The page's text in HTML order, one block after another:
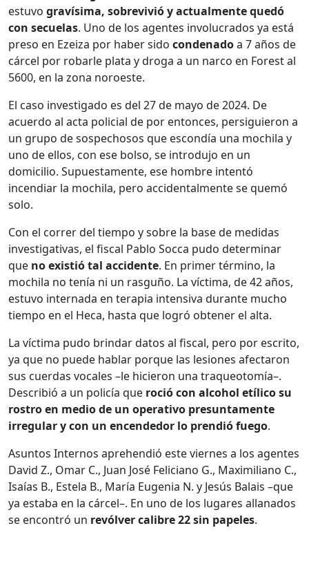
estuvo gravísima, sobrevivió y actualmente quedó
con secuelas. Uno de los agentes involucrados ya está
preso en Ezeiza por haber sido condenadoa 7 años de
cárcel por robarle plata y droga a un narco en Forest al
5600, en la zona noroeste.
El caso investigado es del 27 de mayo de 2024. De
acuerdo al acta policial de por entonces, persiguieron a
un grupo de sospechosos que escondía una mochila y
uno de ellos, con ese bolso, se introdujo en un
domicilio. Supuestamente, ese hombre intentó
incendiar la mochila, pero accidentalmente se quemó
solo.
Con el correr del tiempo y sobre la base de medidas
investigativas, el fiscal Pablo Socca pudo determinar
que no existió tal accidente. En primer término, la
mochila no tenía ni un rasguño. La víctima, de 42 años,
estuvo internada en terapia intensiva durante mucho
tiempo en el Heca, hasta que logró obtener el alta.
La víctima pudo brindar datos al fiscal, pero por escrito,
ya que no puede hablar porque las lesiones afectaron
sus cuerdas vocales –le hicieron una traqueotomía–.
Describió a un policía que roció con alcohol etílico su
rostro en medio de un operativo presuntamente
irregular y con un encendedor lo prendió fuego.
Asuntos Internos aprehendió este viernes a los agentes
David Z., Omar C., Juan José Feliciano G., Maximiliano C.,
Isaías B., Estela B., María Eugenia N. y Jesús Balais –que
ya estaba en la cárcel–. En uno de los lugares allanados
se encontró un revólver calibre 22 sin papeles.